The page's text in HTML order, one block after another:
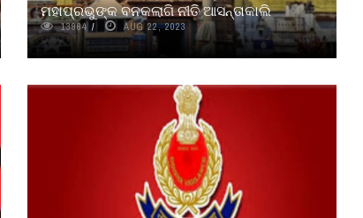
ମହାପ୍ରଭୁଙ୍କ ବନକଲାଗି ନୀତି ଆସନ୍ତାକାଲି
13964 AUG 22, 2023